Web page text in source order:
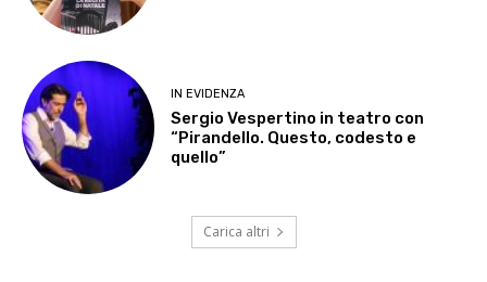
IN EVIDENZA
Sergio Vespertino in teatro con
“Pirandello. Questo, codesto e
quello”
Carica altri